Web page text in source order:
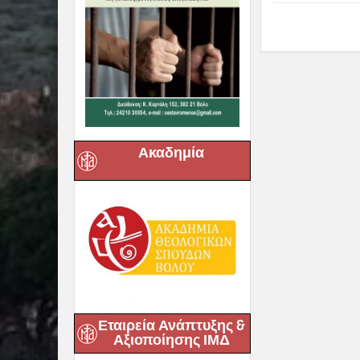
Ακαδημία
Εταιρεία Ανάπτυξης &
Αξιοποίησης ΙΜΔ